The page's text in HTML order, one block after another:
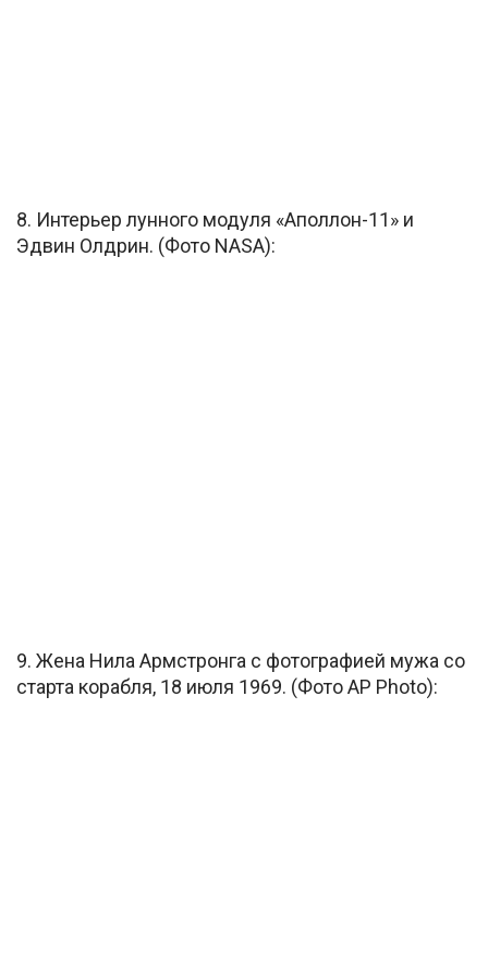
8. Интерьер лунного модуля «Аполлон-11» и
Эдвин Олдрин. (Фото NASA):
9. Жена Нила Армстронга с фотографией мужа со
старта корабля, 18 июля 1969. (Фото AP Photo):